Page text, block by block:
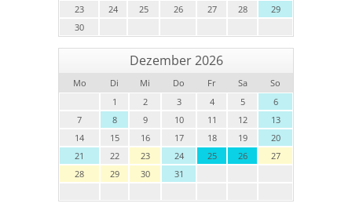
23
24 25 26 27 28
29
30
Dezember 2026
Mo Di Mi Do Fr Sa
So
1
2 3 4 5
6
7
8 9 10 11 12
13
14
15 16 17 18 19
20
21
22 23 24 25 26
27
28
29 30 31